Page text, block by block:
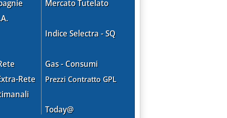
Rete
Mercato Tutelato
Indice Selectra - SQ
Gas - Consumi
Prezzi Contratto GPL
Today@